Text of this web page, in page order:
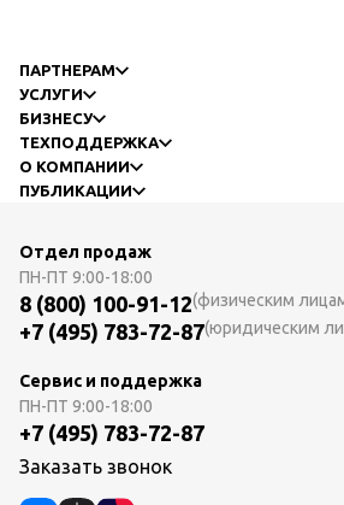
ПАРТНЕРАМ
УСЛУГИ
БИЗНЕСУ
ТЕХПОДДЕРЖКА
О КОМПАНИИ
ПУБЛИКАЦИИ
Отдел продаж
ПН-ПТ 9:00-18:00
8 (800) 100-91-12(физическим
+7 (495) 783-72-87(юридическим
Сервис и поддержка
ПН-ПТ 9:00-18:00
+7 (495) 783-72-87
Заказать звонок